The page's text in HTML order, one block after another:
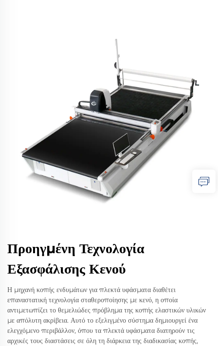
Προηγμένη Τεχνολογία
Εξασφάλισης Κενού
Η μηχανή κοπής ενδυμάτων για πλεκτά υφάσματα διαθέτει
επαναστατική τεχνολογία σταθεροποίησης με κενό, η οποία
αντιμετωπίζει το θεμελιώδες πρόβλημα της κοπής ελαστικών υλικών
με απόλυτη ακρίβεια. Αυτό το εξελιγμένο σύστημα δημιουργεί ένα
ελεγχόμενο περιβάλλον, όπου τα πλεκτά υφάσματα διατηρούν τις
αρχικές τους διαστάσεις σε όλη τη διάρκεια της διαδικασίας κοπής,